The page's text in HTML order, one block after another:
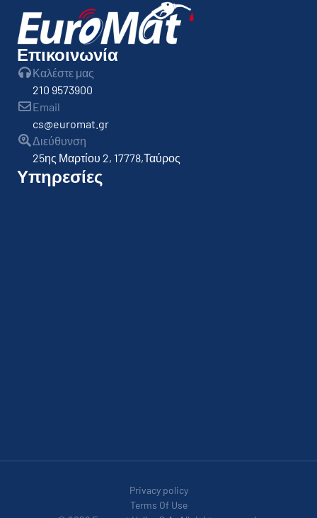
Επικοινωνία
Καλέστε μας
210 9573900
Email
cs@euromat.gr
Διεύθυνση
25ης Μαρτίου 2, 17778,Ταύρος
Υπηρεσίες
Privacy policy
Terms Of Use